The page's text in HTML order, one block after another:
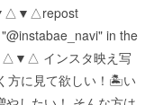
repost
in the
インスタ映え写
方に見て欲しい！ 🏝い